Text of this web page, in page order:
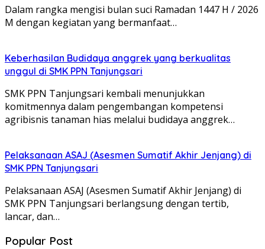
Dalam rangka mengisi bulan suci Ramadan 1447 H / 2026
M dengan kegiatan yang bermanfaat…
Keberhasilan Budidaya anggrek yang berkualitas
unggul di SMK PPN Tanjungsari
SMK PPN Tanjungsari kembali menunjukkan
komitmennya dalam pengembangan kompetensi
agribisnis tanaman hias melalui budidaya anggrek…
Pelaksanaan ASAJ (Asesmen Sumatif Akhir Jenjang) di
SMK PPN Tanjungsari
Pelaksanaan ASAJ (Asesmen Sumatif Akhir Jenjang) di
SMK PPN Tanjungsari berlangsung dengan tertib,
lancar, dan…
Popular Post